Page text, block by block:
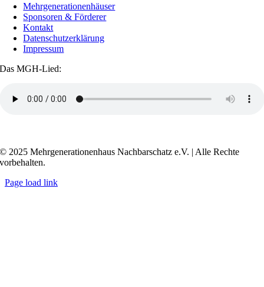
Mehrgenerationenhäuser
Sponsoren & Förderer
Kontakt
Datenschutzerklärung
Impressum
Das MGH-Lied:
© 2025 Mehrgenerationenhaus Nachbarschatz e.V. | Alle Rechte
vorbehalten.
Page load link